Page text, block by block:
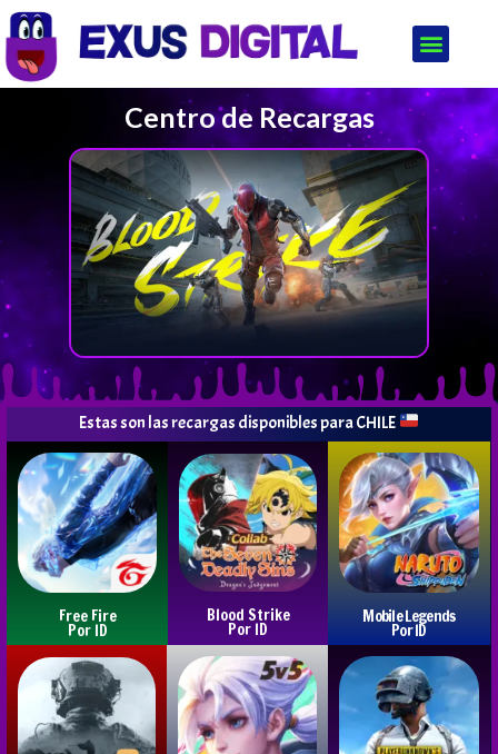
Centro de Recargas
Estas son las recargas disponibles para CHILE
Free Fire
Por ID
Blood Strike
Por ID
Mobile Legends
Por ID